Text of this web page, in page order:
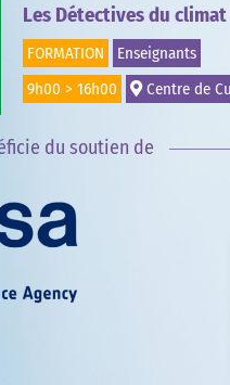
Les Détectives du
FORMATION
Enseignants
9h00 > 16h00
Centre de
du soutien de